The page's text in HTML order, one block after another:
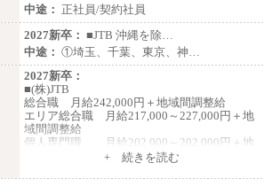
中途： 正社員/契約社員
2027新卒： ■JTB 沖縄を除…
中途： ①埼玉、千葉、東京、神…
2027新卒：
■(株)JTB
総合職 月給242,000円＋地域間調整給
エリア総合職 月給217,000～227,000円＋地
域間調整給
個人専門職 月給202,000～202,000円＋地
※詳細はJTBキャリアサイトよりご確認くだ
さい。
+ 続きを読む